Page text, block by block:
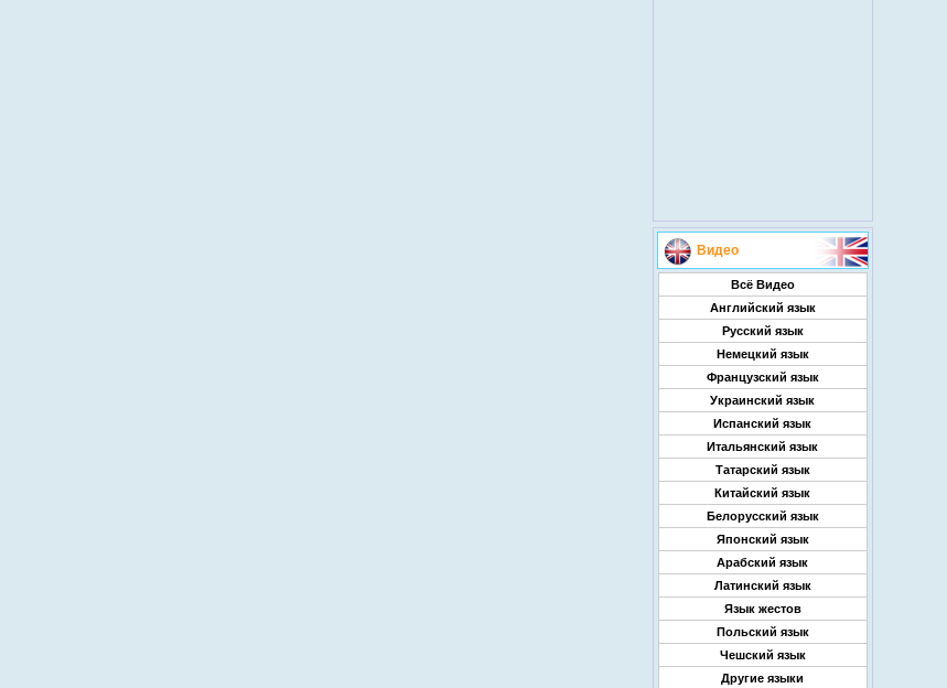
Видео
Всё Видео
Английский язык
Русский язык
Немецкий язык
Французский язык
Украинский язык
Испанский язык
Итальянский язык
Татарский язык
Китайский язык
Белорусский язык
Японский язык
Арабский язык
Латинский язык
Язык жестов
Польский язык
Чешский язык
Другие языки